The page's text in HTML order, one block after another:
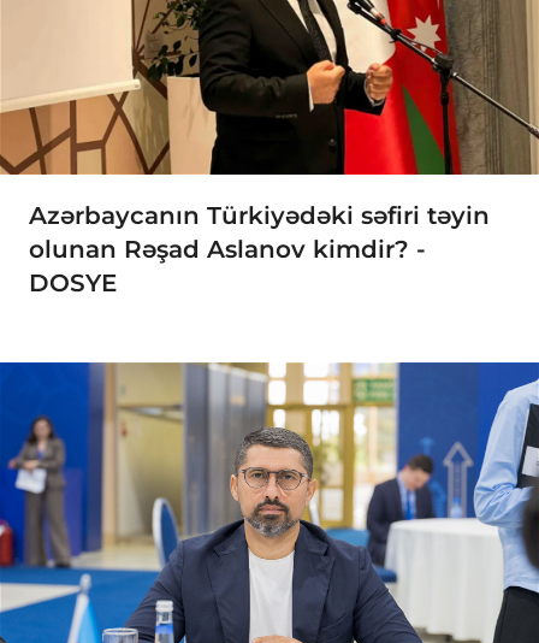
Azərbaycanın Türkiyədəki səfiri təyin
olunan Rəşad Aslanov kimdir? -
DOSYE